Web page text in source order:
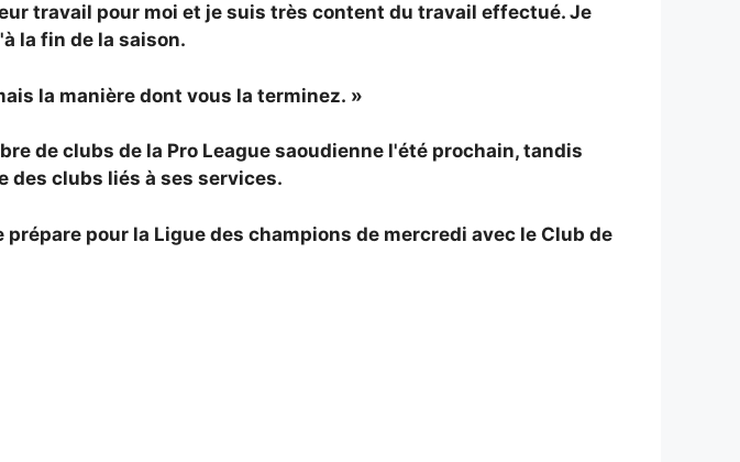
travail pour moi et je suis très content du travail effectué. Je
la fin de la saison.
la manière dont vous la terminez. »
de clubs de la Pro League saoudienne l'été prochain, tandis
des clubs liés à ses services.
pour la Ligue des champions de mercredi avec le Club de